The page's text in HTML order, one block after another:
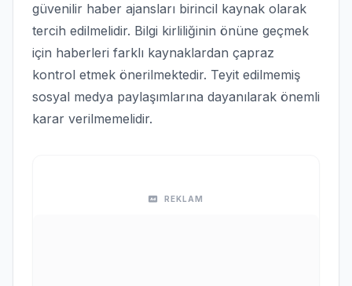
güvenilir haber ajansları birincil kaynak olarak
tercih edilmelidir. Bilgi kirliliğinin önüne geçmek
için haberleri farklı kaynaklardan çapraz
kontrol etmek önerilmektedir. Teyit edilmemiş
sosyal medya paylaşımlarına dayanılarak önemli
karar verilmemelidir.
REKLAM